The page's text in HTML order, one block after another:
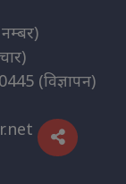
(विज्ञापन)